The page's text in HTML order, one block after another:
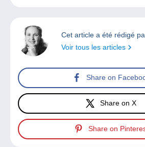
Cet article a été rédigé
Voir tous les articles
Share on
Share on X
Share on